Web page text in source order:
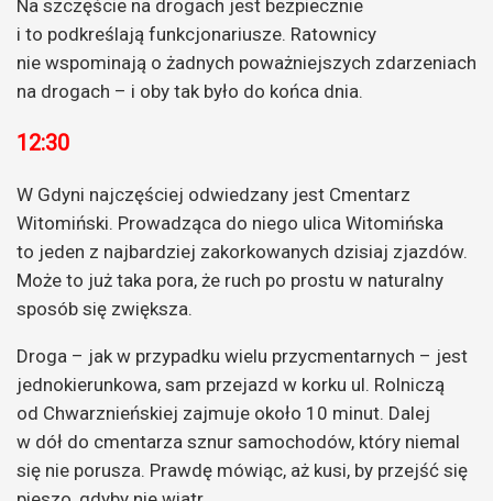
Na szczęście na drogach jest bezpiecznie
i to podkreślają funkcjonariusze. Ratownicy
nie wspominają o żadnych poważniejszych zdarzeniach
na drogach – i oby tak było do końca dnia.
12:30
W Gdyni najczęściej odwiedzany jest Cmentarz
Witomiński. Prowadząca do niego ulica Witomińska
to jeden z najbardziej zakorkowanych dzisiaj zjazdów.
Może to już taka pora, że ruch po prostu w naturalny
sposób się zwiększa.
Droga – jak w przypadku wielu przycmentarnych – jest
jednokierunkowa, sam przejazd w korku ul. Rolniczą
od Chwarznieńskiej zajmuje około 10 minut. Dalej
w dół do cmentarza sznur samochodów, który niemal
się nie porusza. Prawdę mówiąc, aż kusi, by przejść się